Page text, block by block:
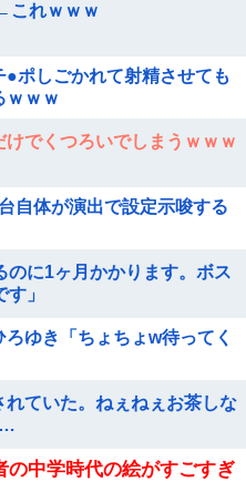
これｗｗｗ
ポしごかれて射精させても
ｗｗｗ
けでくつろいでしまうｗｗｗ
自体が演出で設定示唆する
のに1ヶ月かかります。ボス
」
ゆき「ちょちょw待ってく
ていた。ねぇねぇお茶しな
…
の中学時代の絵がすごすぎ